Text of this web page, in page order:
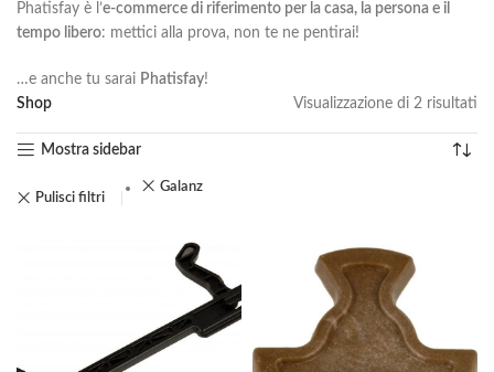
Phatisfay è l’e-commerce di riferimento per la casa, la persona e il
tempo libero: mettici alla prova, non te ne pentirai!
…e anche tu sarai Phatisfay!
Shop
Visualizzazione di 2 risultati
Mostra sidebar
Pulisci filtri
Galanz